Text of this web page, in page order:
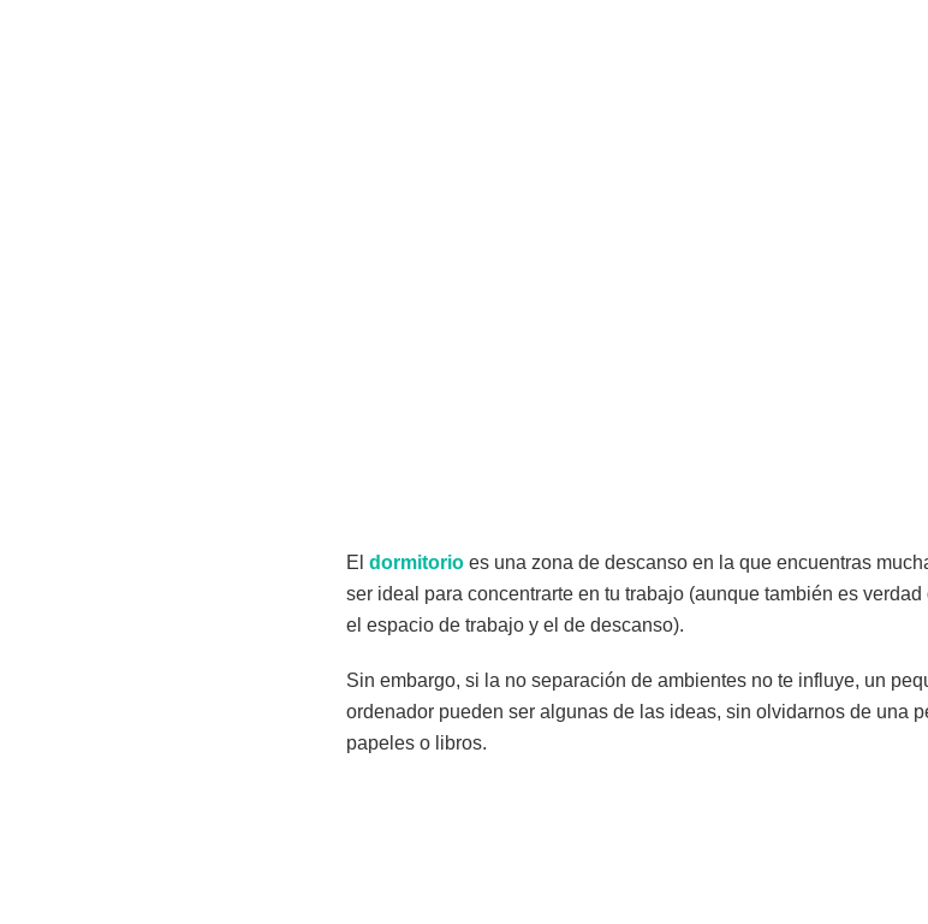
El dormitorio es una zona de descanso en la que encuentras
ser ideal para concentrarte en tu trabajo (aunque también es
el espacio de trabajo y el de descanso).
Sin embargo, si la no separación de ambientes no te influye, un
ordenador pueden ser algunas de las ideas, sin olvidarnos de una
papeles o libros.